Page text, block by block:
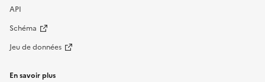
API
Schéma
Jeu de données
En savoir plus